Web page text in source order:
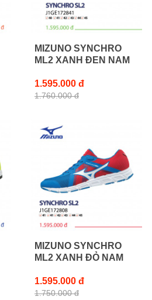
MIZUNO SYNCHRO
ML2 XANH ĐEN NAM
1.595.000 đ
1.760.000 đ
MIZUNO SYNCHRO
ML2 XANH ĐỎ NAM
1.595.000 đ
1.750.000 đ